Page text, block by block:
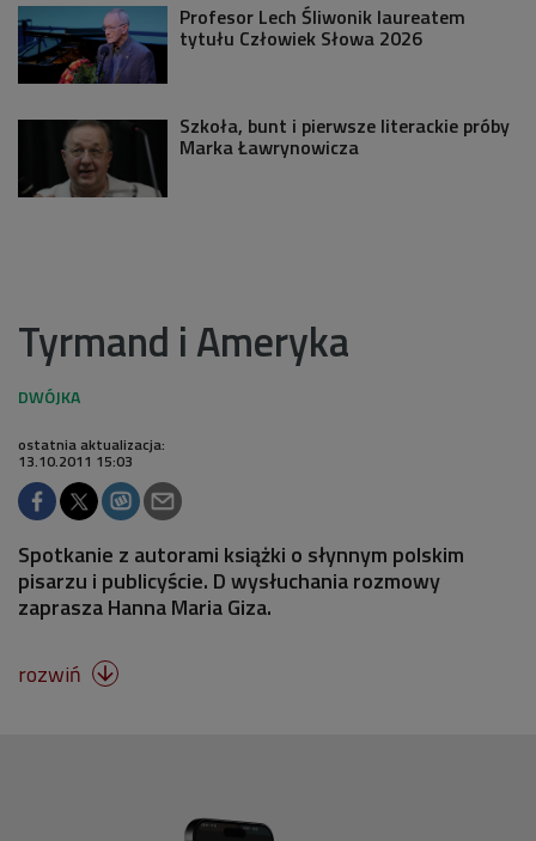
Profesor Lech Śliwonik laureatem
tytułu Człowiek Słowa 2026
Szkoła, bunt i pierwsze literackie próby
Marka Ławrynowicza
Tyrmand i Ameryka
ostatnia aktualizacja:
13.10.2011 15:03
Spotkanie z autorami książki o słynnym polskim
pisarzu i publicyście. D wysłuchania rozmowy
zaprasza Hanna Maria Giza.
rozwiń 